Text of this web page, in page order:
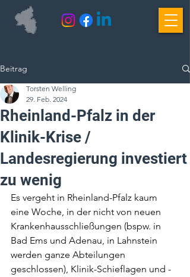
Beitrag
Rheinland-Pfalz in der
Klinik-Krise /
Landesregierung investiert
zu wenig
Torsten Welling
29. Feb. 2024
Es vergeht in Rheinland-Pfalz kaum
eine Woche, in der nicht von neuen
Krankenhausschließungen (bspw. in
Bad Ems und Adenau, in Lahnstein
werden ganze Abteilungen
geschlossen), Klinik-Schieflagen und -